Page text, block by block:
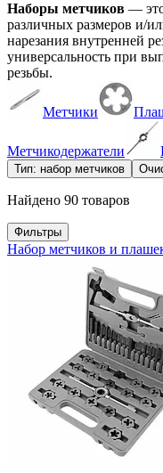
Наборы метчиков —
различных размеров и/
нарезания внутренней
универсальность при
резьбы.
Метчики
Метчикодержатели
Тип: набор метчиков
Найдено 90 товаров
Фильтры
Набор метчиков и